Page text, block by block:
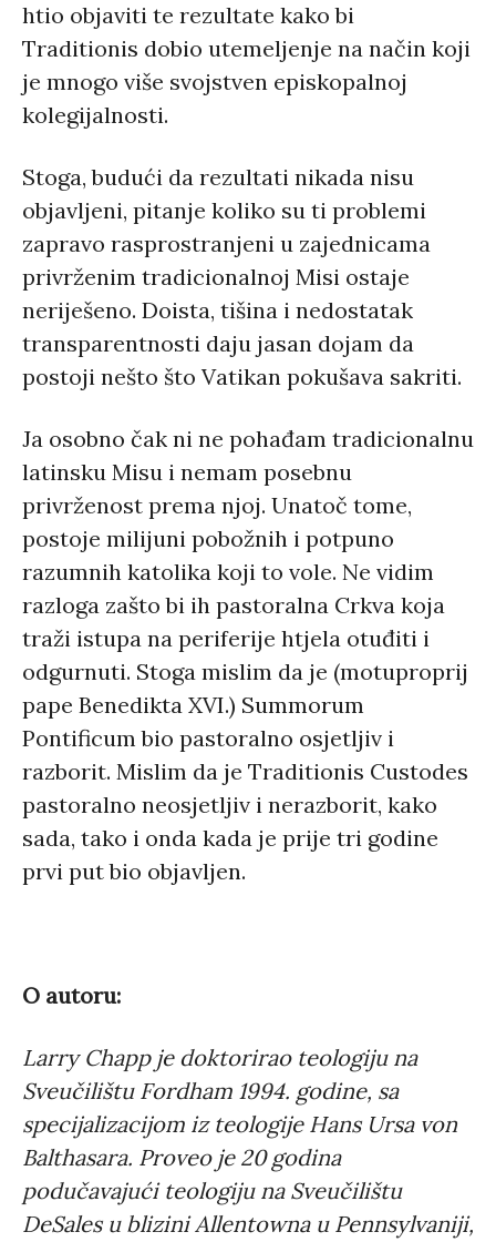
htio objaviti te rezultate kako bi
Traditionis dobio utemeljenje na način koji
je mnogo više svojstven episkopalnoj
kolegijalnosti.
Stoga, budući da rezultati nikada nisu
objavljeni, pitanje koliko su ti problemi
zapravo rasprostranjeni u zajednicama
privrženim tradicionalnoj Misi ostaje
neriješeno. Doista, tišina i nedostatak
transparentnosti daju jasan dojam da
postoji nešto što Vatikan pokušava sakriti.
Ja osobno čak ni ne pohađam tradicionalnu
latinsku Misu i nemam posebnu
privrženost prema njoj. Unatoč tome,
postoje milijuni pobožnih i potpuno
razumnih katolika koji to vole. Ne vidim
razloga zašto bi ih pastoralna Crkva koja
traži istupa na periferije htjela otuđiti i
odgurnuti. Stoga mislim da je (motuproprij
pape Benedikta XVI.) Summorum
Pontificum bio pastoralno osjetljiv i
razborit. Mislim da je Traditionis Custodes
pastoralno neosjetljiv i nerazborit, kako
sada, tako i onda kada je prije tri godine
prvi put bio objavljen.
O autoru:
Larry Chapp je doktorirao teologiju na
Sveučilištu Fordham 1994. godine, sa
specijalizacijom iz teologije Hans Ursa von
Balthasara. Proveo je 20 godina
podučavajući teologiju na Sveučilištu
DeSales u blizini Allentowna u Pennsylvaniji,